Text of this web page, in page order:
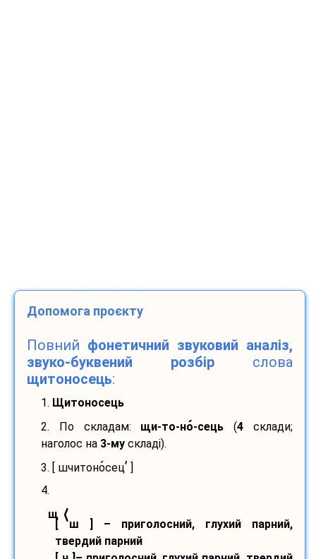
Допомога проєкту
Повний фонетичний звуковий аналіз,
звуко-буквений розбір слова
щитоносець:
1. Щитоносець
2. По складам: щи-то-но-сець (4 склади;
наголос на 3-му складі).
3. [ шчитоносец’
4.
щ ⟨
[ ш ] – приголосний, глухий парний,
твердий парний